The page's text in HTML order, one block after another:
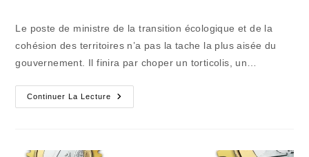
publication :
Le poste de ministre de la transition écologique et de la
cohésion des territoires n’a pas la tache la plus aisée du
gouvernement. Il finira par choper un torticolis, un…
Continuer La Lecture
Tout
Et